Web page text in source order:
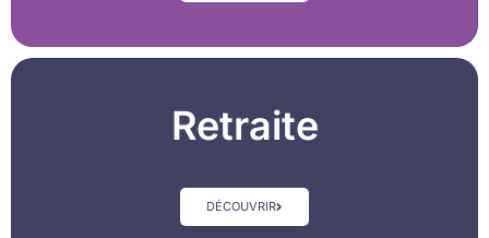
Retraite
DÉCOUVRIR